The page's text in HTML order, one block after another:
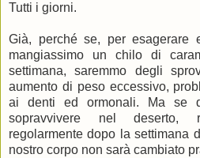
Tutti i giorni.
Già, perché se, per esagerare
mangiassimo un chilo di
settimana, saremmo degli
aumento di peso eccessivo,
ai denti ed ormonali. Ma se
sopravvivere nel deserto,
regolarmente dopo la settimana
nostro corpo non sarà cambiato